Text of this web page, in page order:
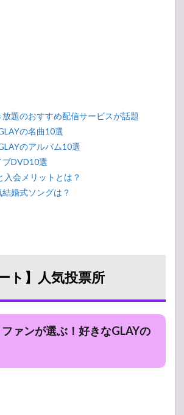
題のおすすめ配信サービスが話題
の名曲10選
のアルバム10選
ブDVD10選
入会メリットとは？
婚式ソングは？
ト】人気投票所
ファンが選ぶ！好きなGLAYの